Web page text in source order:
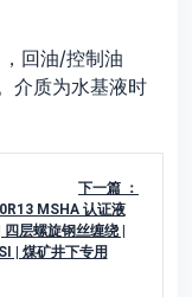
回油/控制油
介质为水基液时
下一篇 ：
MSHA 认证液
层螺旋钢丝缠绕 |
| 煤矿井下专用